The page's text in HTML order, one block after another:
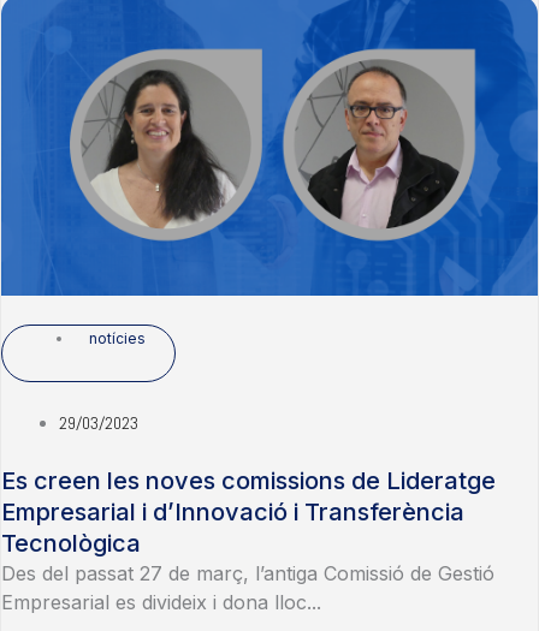
notícies
29/03/2023
Es creen les noves comissions de Lideratge
Empresarial i d’Innovació i Transferència
Tecnològica
Des del passat 27 de març, l’antiga Comissió de Gestió
Empresarial es divideix i dona lloc...